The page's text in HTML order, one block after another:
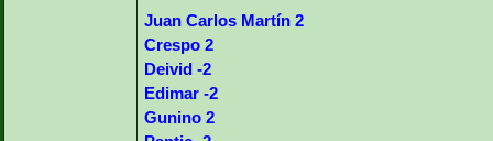
Juan Carlos Martín 2
Crespo 2
Deivid -2
Edimar -2
Gunino 2